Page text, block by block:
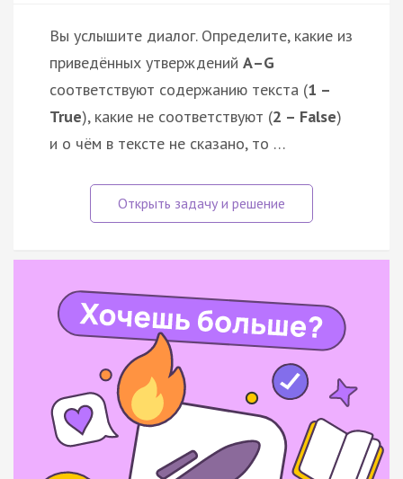
Вы услышите диалог. Определите, какие из
приведённых утверждений А–G
соответствуют содержанию текста (1 –
True), какие не соответствуют (2 – False)
и о чём в тексте не сказано, то …